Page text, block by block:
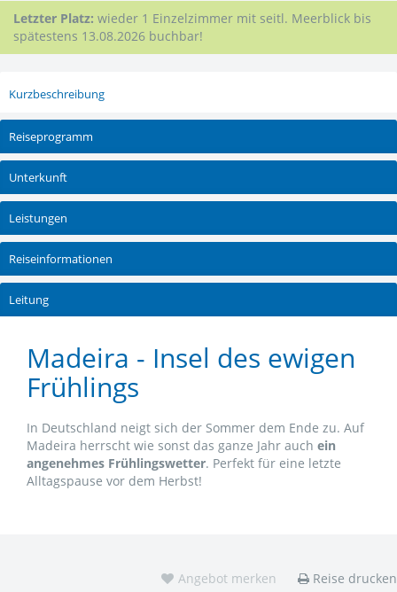
Letzter Platz: wieder 1 Einzelzimmer mit seitl. Meerblick bis
spätestens 13.08.2026 buchbar!
Kurzbeschreibung
Reiseprogramm
Unterkunft
Leistungen
Reiseinformationen
Leitung
Madeira - Insel des ewigen
Frühlings
In Deutschland neigt sich der Sommer dem Ende zu. Auf
Madeira herrscht wie sonst das ganze Jahr auch ein
angenehmes Frühlingswetter. Perfekt für eine letzte
Alltagspause vor dem Herbst!
Angebot merken Reise drucken